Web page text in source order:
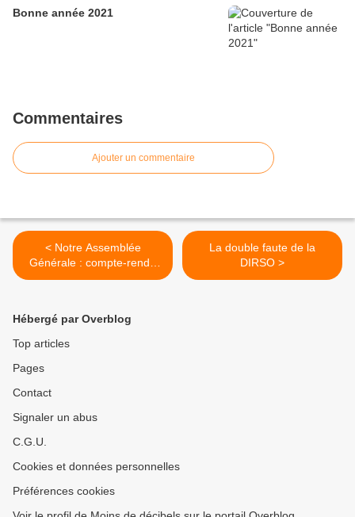
Bonne année 2021
Commentaires
Ajouter un commentaire
< Notre Assemblée
Générale : compte-rendu
intégral
La double faute de la
DIRSO >
Hébergé par Overblog
Top articles
Pages
Contact
Signaler un abus
C.G.U.
Cookies et données personnelles
Préférences cookies